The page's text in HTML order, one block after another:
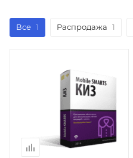
Все 1 Распродажа 1